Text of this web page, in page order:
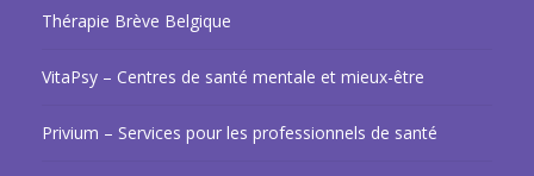
Thérapie Brève Belgique
VitaPsy – Centres de santé mentale et mieux-être
Privium – Services pour les professionnels de santé